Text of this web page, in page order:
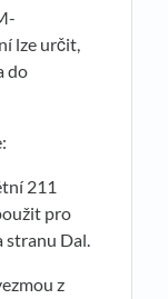
lze určit,
do
211
pro
stranu Dal.
z